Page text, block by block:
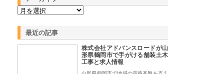
最近の記事
株式会社アドバンスロードが山
形県鶴岡市で手がける舗装土木
工事と求人情報